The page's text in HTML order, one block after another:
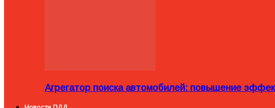
Агрегатор поиска автомобилей: повышение